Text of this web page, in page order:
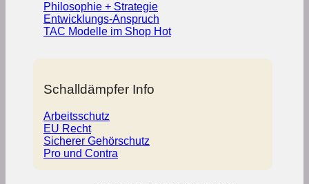
Philosophie + Strategie
Entwicklungs-Anspruch
TAC Modelle im Shop
Schalldämpfer Info
Arbeitsschutz
EU Recht
Sicherer Gehörschutz
Pro und Contra